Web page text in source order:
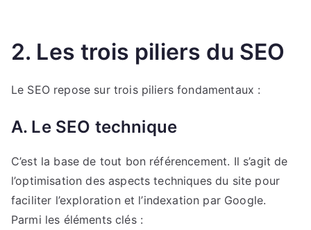
2. Les trois piliers du SEO
Le SEO repose sur trois piliers fondamentaux :
A. Le SEO technique
C’est la base de tout bon référencement. Il s’agit de
l’optimisation des aspects techniques du site pour
faciliter l’exploration et l’indexation par Google.
Parmi les éléments clés :